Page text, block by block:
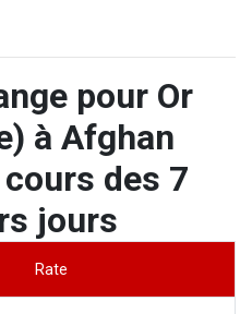
pour Or
à Afghan
des 7
jours
Rate